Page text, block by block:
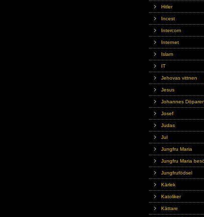
Hitler
Incest
Intercom
Internet
Islam
IT
Jehovas vittnen
Jesus
Johannes
Josef
Judas
Jul
Jungfru Maria
Jungfru Maria
Jungfrufödsel
Kärlek
Katoliker
Kättare